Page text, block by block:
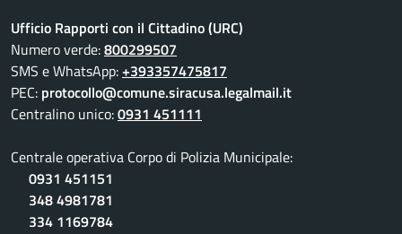
Ufficio Rapporti con il Cittadino (URC)
Numero verde:800299507
SMS e WhatsApp:+393357475817
PEC: protocollo@comune.siracusa.legalmail.it
Centralino unico:0931 451111
Centrale operativa Corpo di Polizia Municipale:
0931 451151
348 4981781
334 1169784